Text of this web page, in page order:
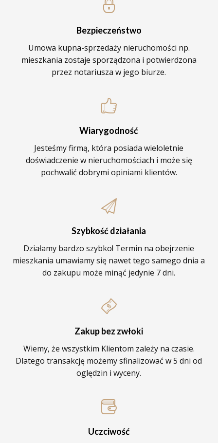
Bezpieczeństwo
Umowa kupna-sprzedaży nieruchomości np.
mieszkania zostaje sporządzona i potwierdzona
przez notariusza w jego biurze.
Wiarygodność
Jesteśmy firmą, która posiada wieloletnie
doświadczenie w nieruchomościach i może się
pochwalić dobrymi opiniami klientów.
Szybkość działania
Działamy bardzo szybko! Termin na obejrzenie
mieszkania umawiamy się nawet tego samego dnia a
do zakupu może minąć jedynie 7 dni.
Zakup bez zwłoki
Wiemy, że wszystkim Klientom zależy na czasie.
Dlatego transakcję możemy sfinalizować w 5 dni od
oględzin i wyceny.
Uczciwość